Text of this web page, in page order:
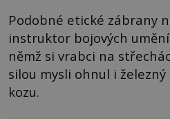
Podobné etické zábrany
instruktor bojových umění
němž si vrabci na
silou mysli ohnul i
kozu.